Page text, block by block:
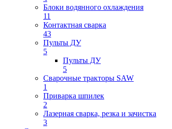
Блоки водянного охлаждения
11
Контактная сварка
43
Пульты ДУ
5
Пульты ДУ
5
Сварочные тракторы SAW
1
Приварка шпилек
2
Лазерная сварка, резка и зачистка
3